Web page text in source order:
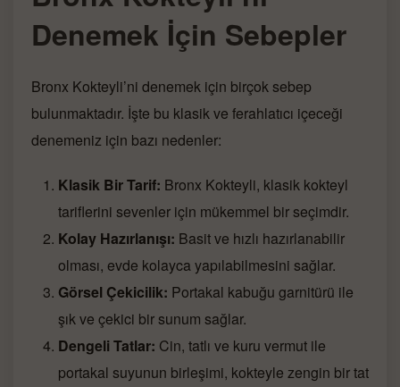
Denemek İçin Sebepler
Bronx Kokteyli’ni denemek için birçok sebep
bulunmaktadır. İşte bu klasik ve ferahlatıcı içeceği
denemeniz için bazı nedenler:
Klasik Bir Tarif: Bronx Kokteyli, klasik kokteyl
tariflerini sevenler için mükemmel bir seçimdir.
Kolay Hazırlanışı: Basit ve hızlı hazırlanabilir
olması, evde kolayca yapılabilmesini sağlar.
Görsel Çekicilik: Portakal kabuğu garnitürü ile
şık ve çekici bir sunum sağlar.
Dengeli Tatlar: Cin, tatlı ve kuru vermut ile
portakal suyunun birleşimi, kokteyle zengin bir tat